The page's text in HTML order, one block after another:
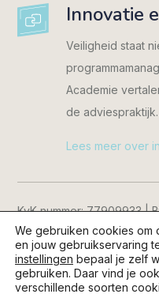
Innovatie
Veiligheid staat
Academie
de adviespraktijk.
Lees meer over
KvK-nummer: 77909933 |
Consent Manager|
Disclaimer
© 2026 Kijkopveiligheid.nl
We gebruiken cookies om
en jouw gebruikservaring
instellingen bepaal je zelf
gebruiken. Daar vind je
verschillende soorten